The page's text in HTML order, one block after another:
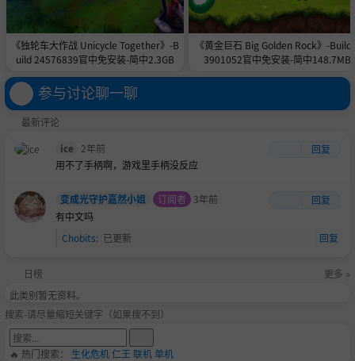
《独轮车大作战 Unicycle Together》-B
uild 24576839官中免安装-简中2.3GB
《黄金巨石 Big Golden Rock》-Build
3901052官中免安装-简中148.7MB
参与讨论聊一聊
最新评论
ice
2年前
回复
用不了手柄啊，游戏里手柄没反应
变成光守护嘉然小姐 订阅者 3年前
回复
有中文吗
Chobits: 已更新 回复
日榜
更多 »
此类别暂无资料。
搜索-请尽量缩短关键字（如果搜不到）
🔥 热门搜索： 生化危机仁王 联机单机